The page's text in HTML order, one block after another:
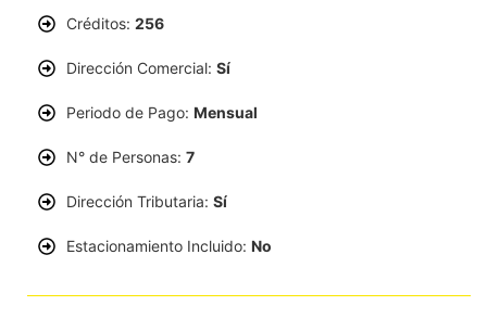
Créditos: 256
Dirección Comercial: Sí
Periodo de Pago: Mensual
N° de Personas: 7
Dirección Tributaria: Sí
Estacionamiento Incluido: No